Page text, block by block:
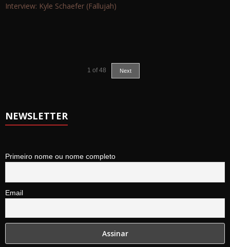
Interview: Kyle Schaefer (Fallujah)
1 of 48 Next
NEWSLETTER
Primeiro nome ou nome completo
Email